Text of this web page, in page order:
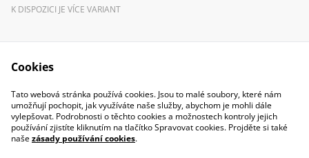
K DISPOZICI JE VÍCE VARIANT
Contact Us
Legal Terms
Privacy Policy
Cookie Policy
Cookies
Tato webová stránka používá cookies. Jsou to malé soubory, které nám
umožňují pochopit, jak využíváte naše služby, abychom je mohli dále
vylepšovat. Podrobnosti o těchto cookies a možnostech kontroly jejich
používání zjistíte kliknutím na tlačítko Spravovat cookies. Projděte si také
našezásady používání cookies.